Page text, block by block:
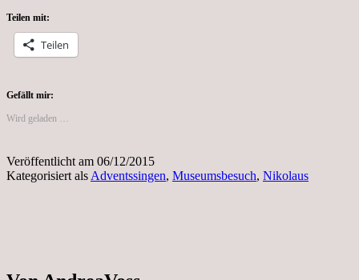
Teilen mit:
Teilen
Gefällt mir:
Wird geladen …
Veröffentlicht am 06/12/2015
Kategorisiert als Adventssingen, Museumsbesuch, Nikolaus